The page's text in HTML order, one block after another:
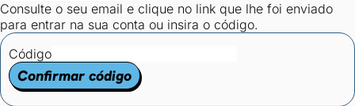
Consulte o seu email e clique no link que lhe foi enviado
para entrar na sua conta ou insira o código.
Código
Confirmar código